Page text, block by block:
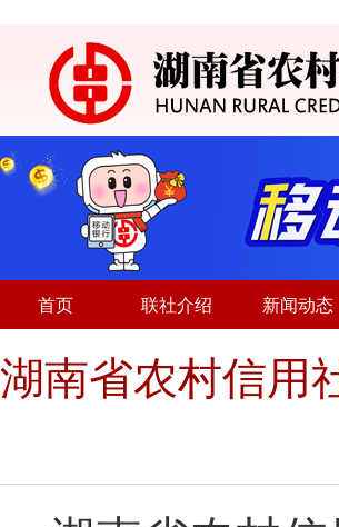
首页 联社介绍 新闻动态
湖南省农村信用